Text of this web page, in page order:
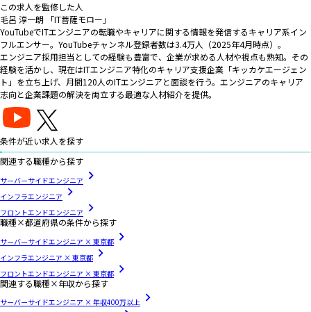
この求人を監修した人
毛呂 淳一朗 「IT菩薩モロー」
YouTubeでITエンジニアの転職やキャリアに関する情報を発信するキャリア系イン
フルエンサー。YouTubeチャンネル登録者数は3.4万人（2025年4月時点）。
エンジニア採用担当としての経験も豊富で、企業が求める人材や視点も熟知。その
経験を活かし、現在はITエンジニア特化のキャリア支援企業「キッカケエージェン
ト」を立ち上げ、月間120人のITエンジニアと面談を行う。エンジニアのキャリア
志向と企業課題の解決を両立する最適な人材紹介を提供。
条件が近い求人を探す
関連する職種から探す
サーバーサイドエンジニア
インフラエンジニア
フロントエンドエンジニア
職種×都道府県の条件から探す
サーバーサイドエンジニア × 東京都
インフラエンジニア × 東京都
フロントエンドエンジニア × 東京都
関連する職種×年収から探す
サーバーサイドエンジニア × 年収400万以上